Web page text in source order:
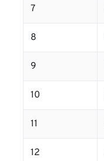
7
8
9
10
11
12